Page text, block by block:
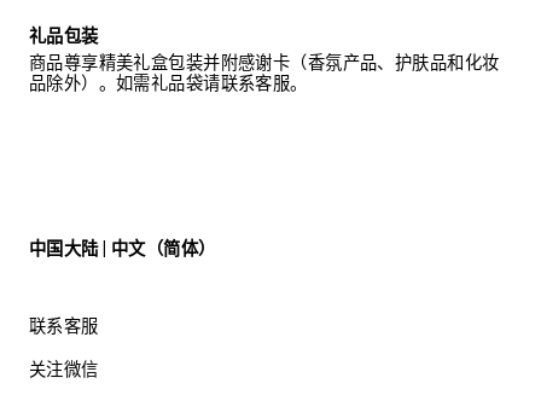
礼品包装
商品尊享精美礼盒包装并附感谢卡（香氛产品、护肤品和化妆
品除外）。如需礼品袋请联系客服。
中国大陆 | 中文（简体）
联系客服
关注微信